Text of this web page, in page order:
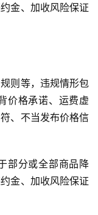
金、加收风险保证
则等，违规情形包
价格承诺、运费虚
、不当发布价格信
部分或全部商品降
金、加收风险保证